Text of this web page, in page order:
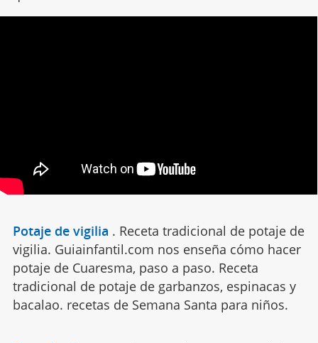
Potaje de vigilia . Receta tradicional de potaje de
vigilia. Guiainfantil.com nos enseña cómo hacer
potaje de Cuaresma, paso a paso. Receta
tradicional de potaje de garbanzos, espinacas y
bacalao. recetas de Semana Santa para niños.